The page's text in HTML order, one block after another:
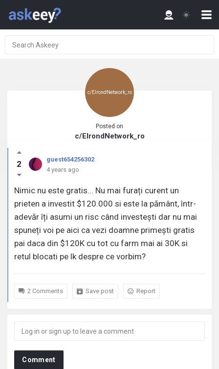
c/ElrondNetwork_ro
Posted on
c/ElrondNetwork_ro
2
guest654256302
4 years ago
Nimic nu este gratis... Nu mai furați curent un
prieten a investit $120.000 si este la pământ, într-
adevăr îți asumi un risc când investești dar nu mai
spuneți voi pe aici ca vezi doamne primești gratis
pai daca din $120K cu tot cu farm mai ai 30K si
retul blocati pe lk despre ce vorbim?
2 Comments Save post Report
Comment